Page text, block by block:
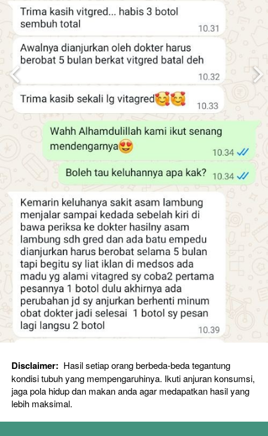
Disclaimer: Hasil setiap orang berbeda-beda tegantung
kondisi tubuh yang mempengaruhinya. Ikuti anjuran konsumsi,
jaga pola hidup dan makan anda agar medapatkan hasil yang
lebih maksimal.